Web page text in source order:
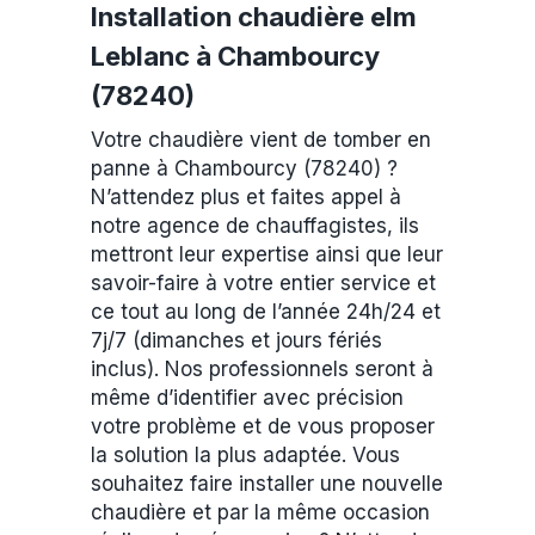
Installation chaudière elm
Leblanc à Chambourcy
(78240)
Votre chaudière vient de tomber en
panne à Chambourcy (78240) ?
N’attendez plus et faites appel à
notre agence de chauffagistes, ils
mettront leur expertise ainsi que leur
savoir-faire à votre entier service et
ce tout au long de l’année 24h/24 et
7j/7 (dimanches et jours fériés
inclus). Nos professionnels seront à
même d’identifier avec précision
votre problème et de vous proposer
la solution la plus adaptée. Vous
souhaitez faire installer une nouvelle
chaudière et par la même occasion